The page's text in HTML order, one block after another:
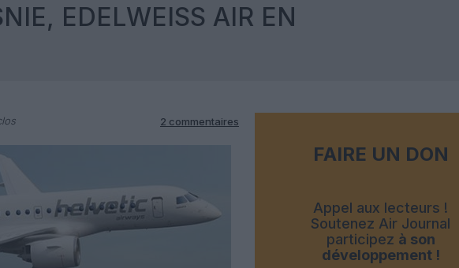
EDELWEISS AIR EN
2 commentaires
FAIRE UN DON
Appel aux lecteurs !
Soutenez Air Journal
participez à son
développement !